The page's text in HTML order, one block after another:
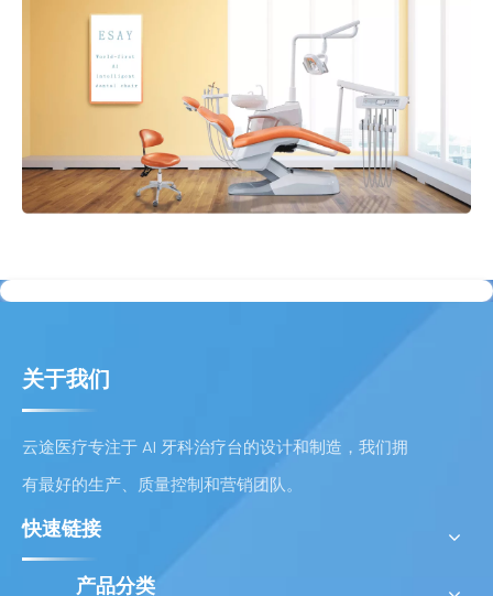
关于我们
云途医疗专注于 AI 牙科治疗台的设计和制造，我们拥
有最好的生产、质量控制和营销团队。
快速链接
产品分类